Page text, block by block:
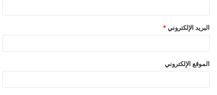
البريد الإلكتروني *
الموقع الإلكتروني